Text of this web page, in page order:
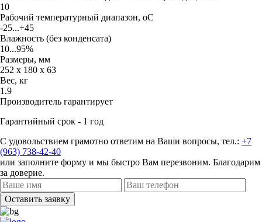
10
Рабочий температурный диапазон, oC
-25...+45
Влажность (без конденсата)
10...95%
Размеры, мм
252 x 180 x 63
Вес, кг
1.9
Производитель гарантирует
Гарантийный срок - 1 год
С удовольствием грамотно ответим на Ваши вопросы, тел.: +7
(963) 738-42-40
или заполните форму и мы быстро Вам перезвоним. Благодарим
за доверие.
Оставить заявку